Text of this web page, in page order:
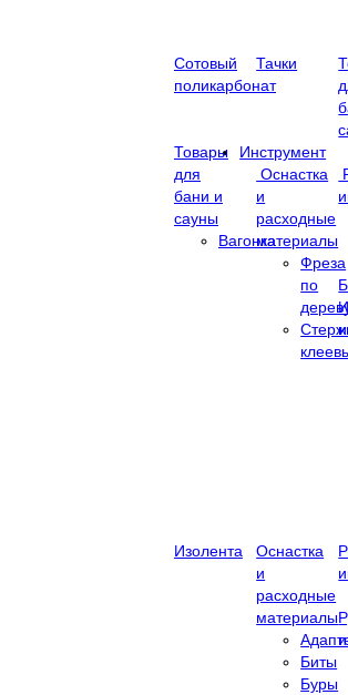
Сотовый
поликарбонат
Тачки
Товары
для
бани и
сауны
Вагонка
Инструмент
Оснастка
и
расходные
материалы
Фреза
по
Изолента
Оснастка
и
расходные
материалы
Биты
Буры